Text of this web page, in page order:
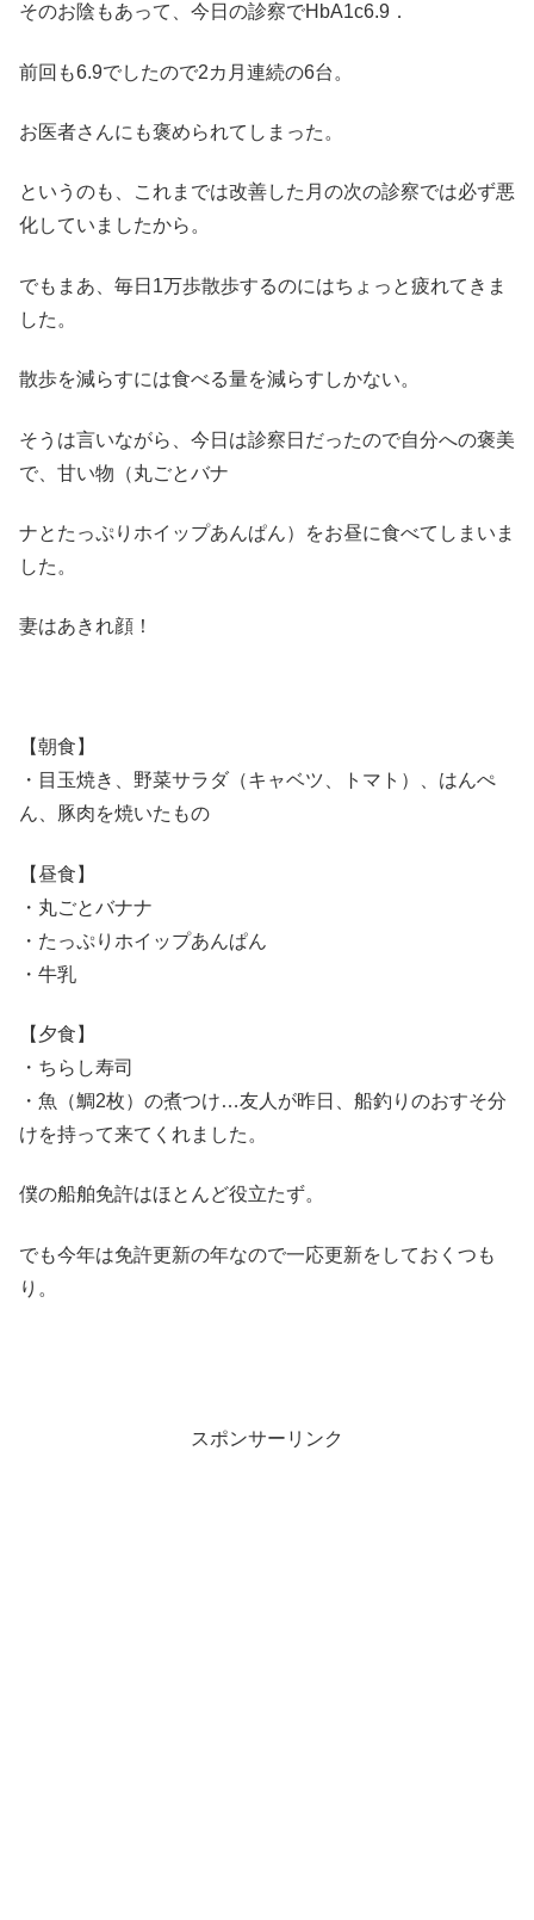
そのお陰もあって、今日の診察でHbA1c6.9．
前回も6.9でしたので2カ月連続の6台。
お医者さんにも褒められてしまった。
というのも、これまでは改善した月の次の診察では必ず悪
化していましたから。
でもまあ、毎日1万歩散歩するのにはちょっと疲れてきま
した。
散歩を減らすには食べる量を減らすしかない。
そうは言いながら、今日は診察日だったので自分への褒美
で、甘い物（丸ごとバナ
ナとたっぷりホイップあんぱん）をお昼に食べてしまいま
した。
妻はあきれ顔！
【朝食】
・目玉焼き、野菜サラダ（キャベツ、トマト）、はんぺ
ん、豚肉を焼いたもの
【昼食】
・丸ごとバナナ
・たっぷりホイップあんぱん
・牛乳
【夕食】
・ちらし寿司
・魚（鯛2枚）の煮つけ…友人が昨日、船釣りのおすそ分
けを持って来てくれました。
僕の船舶免許はほとんど役立たず。
でも今年は免許更新の年なので一応更新をしておくつも
り。
スポンサーリンク